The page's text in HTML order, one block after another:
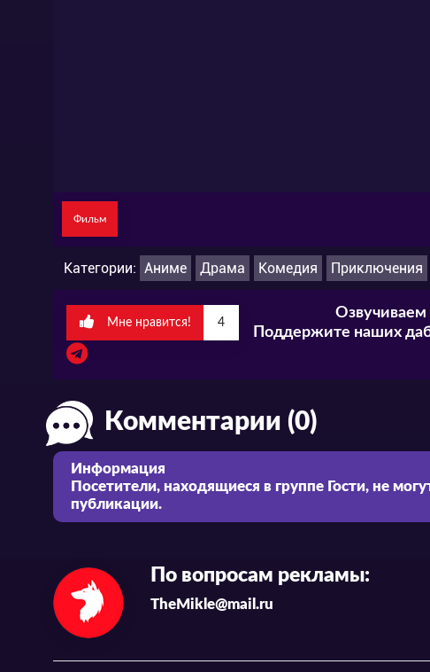
Фильм
Категории: Аниме Драма Комедия Приключения
Мне нравится! 4
Озвучиваем
Поддержите наших
Комментарии (0)
Информация
Посетители, находящиеся в группе Гости, не
публикации.
По вопросам рекламы:
TheMikle@mail.ru